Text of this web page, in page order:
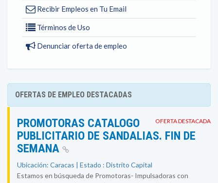
Recibir Empleos en Tu Email
Términos de Uso
Denunciar oferta de empleo
OFERTAS DE EMPLEO DESTACADAS
OFERTA DESTACADA
PROMOTORAS CATALOGO
PUBLICITARIO DE SANDALIAS. FIN DE
SEMANA
Ubicación: Caracas | Estado : Distrito Capital
Estamos en búsqueda de Promotoras- Impulsadoras con